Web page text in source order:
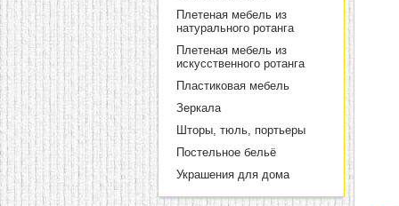
Плетеная мебель из
натурального ротанга
Плетеная мебель из
искусственного ротанга
Пластиковая мебель
Зеркала
Шторы, тюль, портьеры
Постельное бельё
Украшения для дома